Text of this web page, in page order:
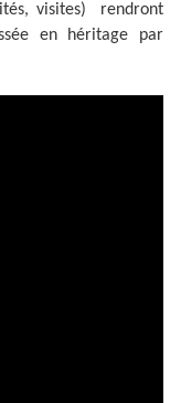
visites) rendront
en héritage par